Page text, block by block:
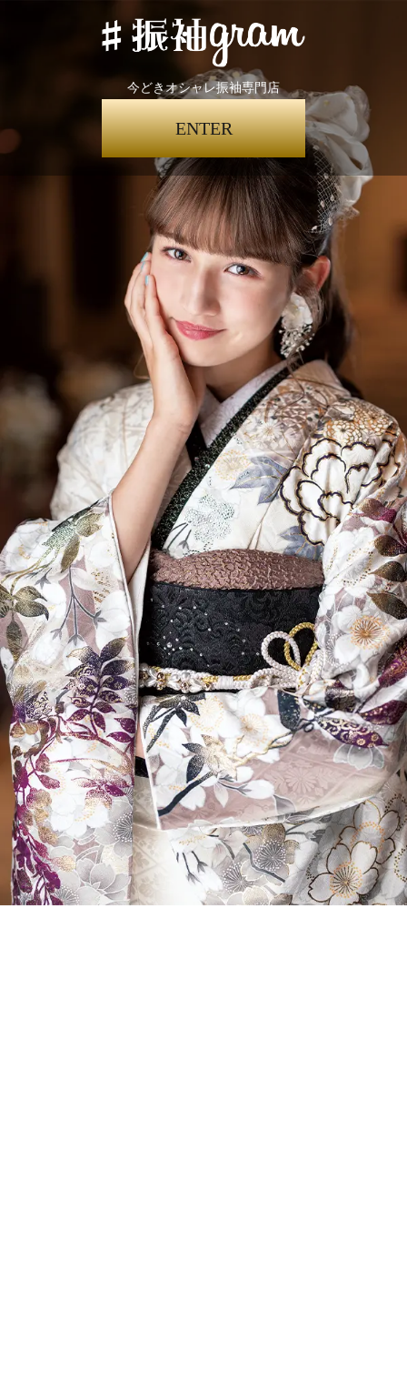
今どきオシャレ振袖専門店
ENTER